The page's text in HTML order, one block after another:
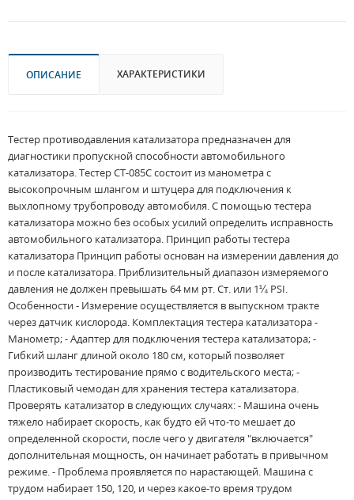
ОПИСАНИЕ ХАРАКТЕРИСТИКИ
Тестер противодавления катализатора предназначен для
диагностики пропускной способности автомобильного
катализатора. Тестер CT-085C состоит из манометра с
высокопрочным шлангом и штуцера для подключения к
выхлопному трубопроводу автомобиля. С помощью тестера
катализатора можно без особых усилий определить исправность
автомобильного катализатора. Принцип работы тестера
катализатора Принцип работы основан на измерении давления до
и после катализатора. Приблизительный диапазон измеряемого
давления не должен превышать 64 мм рт. Ст. или 1¼ PSI.
Особенности - Измерение осуществляется в выпускном тракте
через датчик кислорода. Комплектация тестера катализатора -
Манометр; - Адаптер для подключения тестера катализатора; -
Гибкий шланг длиной около 180 см, который позволяет
производить тестирование прямо с водительского места; -
Пластиковый чемодан для хранения тестера катализатора.
Проверять катализатор в следующих случаях: - Машина очень
тяжело набирает скорость, как будто ей что-то мешает до
определенной скорости, после чего у двигателя "включается"
дополнительная мощность, он начинает работать в привычном
режиме. - Проблема проявляется по нарастающей. Машина с
трудом набирает 150, 120, и через какое-то время трудом